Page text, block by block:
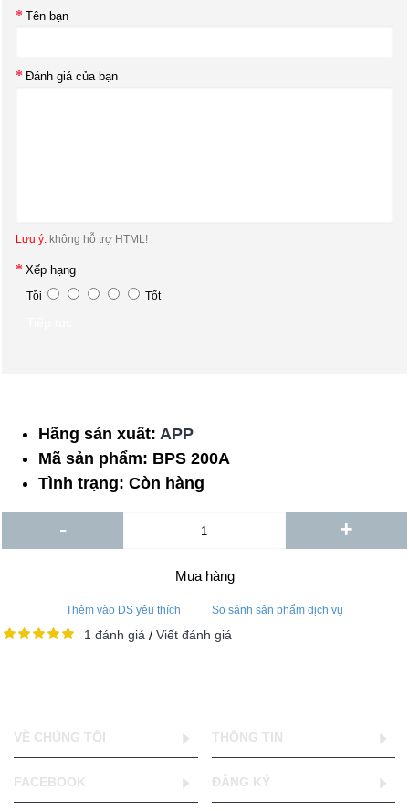
Tên bạn
Đánh giá của bạn
Lưu ý: không hỗ trợ HTML!
Xếp hạng
Tồi Tốt
Hãng sản xuất: APP
Mã sản phẩm: BPS 200A
Tình trạng: Còn hàng
- +
Mua hàng
Thêm vào DS yêu thích So sánh sản phẩm dịch vụ
1 đánh giá / Viết đánh giá
VỀ CHÚNG TÔI THÔNG TIN
FACEBOOK ĐĂNG KÝ